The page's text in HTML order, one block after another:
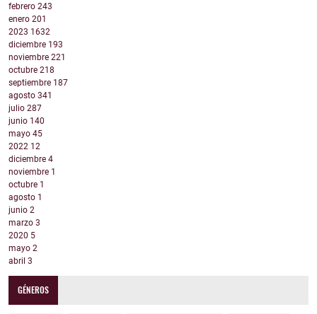
febrero 243
enero 201
2023 1632
diciembre 193
noviembre 221
octubre 218
septiembre 187
agosto 341
julio 287
junio 140
mayo 45
2022 12
diciembre 4
noviembre 1
octubre 1
agosto 1
junio 2
marzo 3
2020 5
mayo 2
abril 3
GÉNEROS